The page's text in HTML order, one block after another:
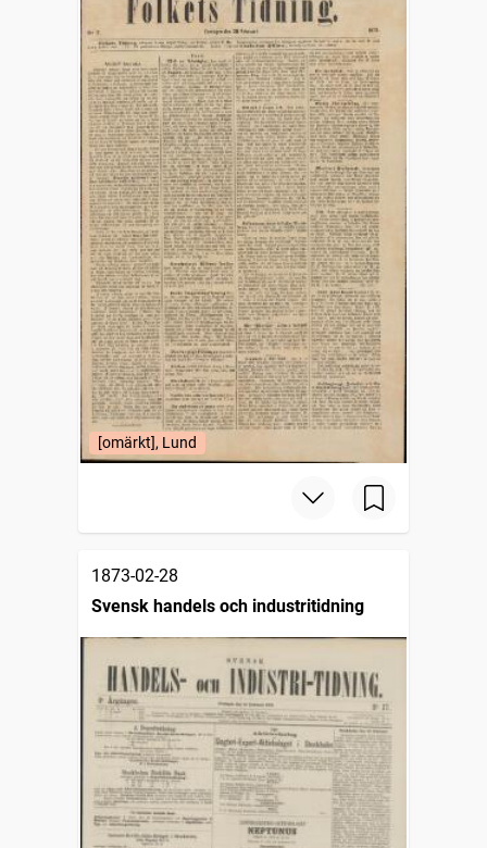
[omärkt], Lund
1873-02-28
Svensk handels och industritidning